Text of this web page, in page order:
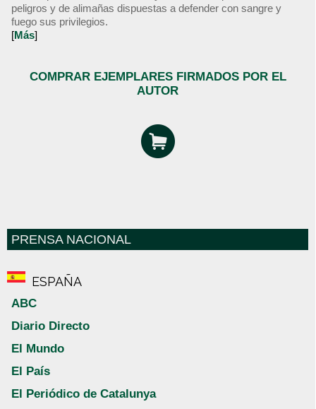
peligros y de alimañas dispuestas a defender con sangre y
fuego sus privilegios.
[Más]
COMPRAR EJEMPLARES FIRMADOS POR EL
AUTOR
PRENSA NACIONAL
ESPAÑA
ABC
Diario Directo
El Mundo
El País
El Periódico de Catalunya